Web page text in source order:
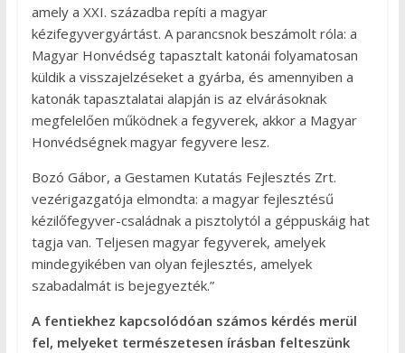
amely a XXI. századba repíti a magyar
kézifegyvergyártást. A parancsnok beszámolt róla: a
Magyar Honvédség tapasztalt katonái folyamatosan
küldik a visszajelzéseket a gyárba, és amennyiben a
katonák tapasztalatai alapján is az elvárásoknak
megfelelően működnek a fegyverek, akkor a Magyar
Honvédségnek magyar fegyvere lesz.
Bozó Gábor, a Gestamen Kutatás Fejlesztés Zrt.
vezérigazgatója elmondta: a magyar fejlesztésű
kézilőfegyver-családnak a pisztolytól a géppuskáig hat
tagja van. Teljesen magyar fegyverek, amelyek
mindegyikében van olyan fejlesztés, amelyek
szabadalmát is bejegyezték.”
A fentiekhez kapcsolódóan számos kérdés merül
fel, melyeket természetesen írásban felteszünk